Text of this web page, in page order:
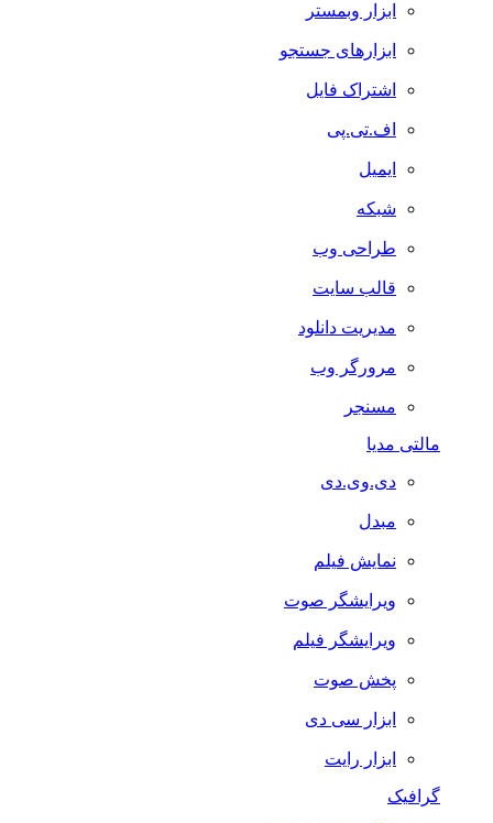
ابزار وبمستر
ابزارهای جستجو
اشتراک فایل
اف.تی.پی
ایمیل
شبکه
طراحی وب
قالب سایت
مدیریت دانلود
مرورگر وب
مسنجر
مالتی مدیا
دی.وی.دی
مبدل
نمایش فیلم
ویرایشگر صوت
ویرایشگر فیلم
پخش صوت
ابزار سی دی
ابزار رایت
گرافیک